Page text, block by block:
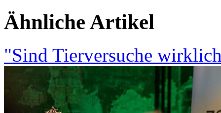
Ähnliche Artikel
"Sind Tierversuche